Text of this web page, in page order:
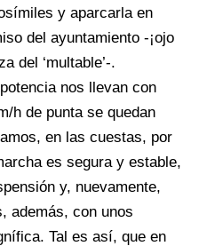
y aparcarla en
del ayuntamiento -¡ojo
del ‘multable’-.
nos llevan con
h de punta se quedan
en las cuestas, por
es segura y estable,
y, nuevamente,
además, con unos
Tal es así, que en